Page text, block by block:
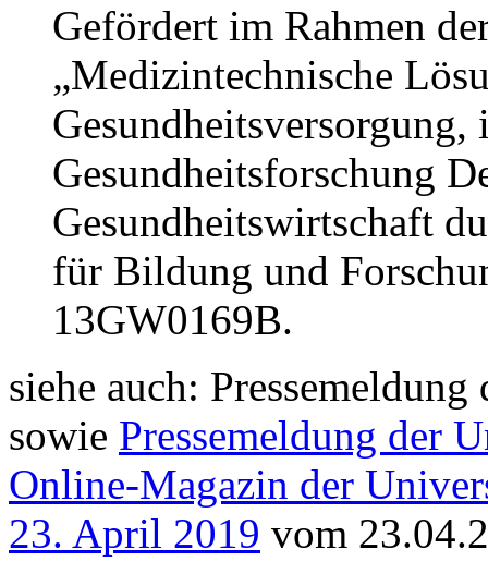
Gefördert im Rahmen
„Medizintechnische
Gesundheitsforschung
Gesundheitswirtschaft
für Bildung und
13GW0169B.
siehe auch:
sowie Pressemeldung der
Online-Magazin der
23. April 2019 vom